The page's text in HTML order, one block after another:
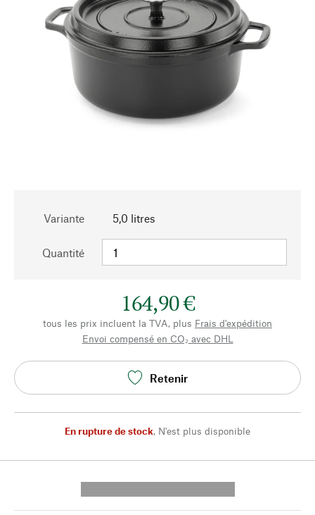
Variante 5,0 litres
Quantité
164,90 €
tous les prix incluent la TVA, plus Frais d'expédition
Envoi compensé en CO₂ avec DHL
Retenir
En rupture de stock, N'est plus disponible